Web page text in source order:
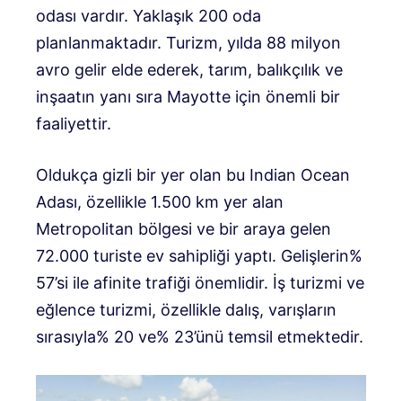
odası vardır. Yaklaşık 200 oda
planlanmaktadır. Turizm, yılda 88 milyon
avro gelir elde ederek, tarım, balıkçılık ve
inşaatın yanı sıra Mayotte için önemli bir
faaliyettir.
Oldukça gizli bir yer olan bu Indian Ocean
Adası, özellikle 1.500 km yer alan
Metropolitan bölgesi ve bir araya gelen
72.000 turiste ev sahipliği yaptı. Gelişlerin%
57’si ile afinite trafiği önemlidir. İş turizmi ve
eğlence turizmi, özellikle dalış, varışların
sırasıyla% 20 ve% 23’ünü temsil etmektedir.